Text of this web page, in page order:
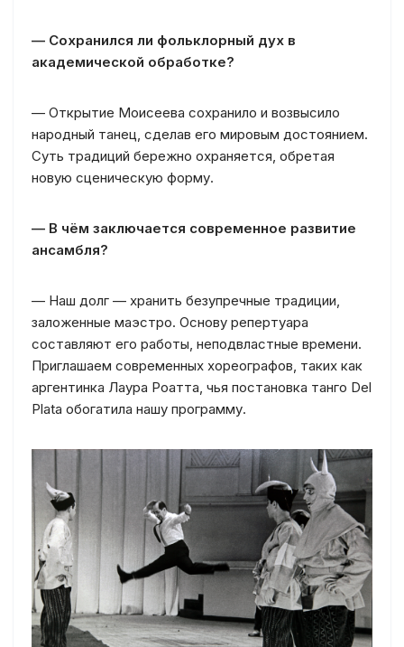
— Сохранился ли фольклорный дух в
академической обработке?
— Открытие Моисеева сохранило и возвысило
народный танец, сделав его мировым достоянием.
Суть традиций бережно охраняется, обретая
новую сценическую форму.
— В чём заключается современное развитие
ансамбля?
— Наш долг — хранить безупречные традиции,
заложенные маэстро. Основу репертуара
составляют его работы, неподвластные времени.
Приглашаем современных хореографов, таких как
аргентинка Лаура Роатта, чья постановка танго Del
Plata обогатила нашу программу.